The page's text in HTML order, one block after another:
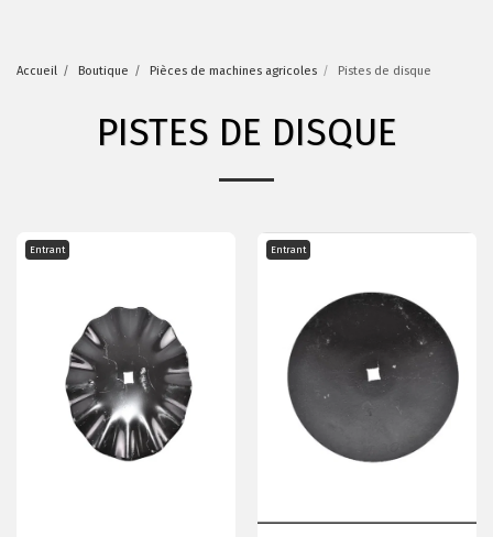
Accueil Boutique Pièces de machines agricoles Pistes de disque
PISTES DE DISQUE
Entrant Entrant